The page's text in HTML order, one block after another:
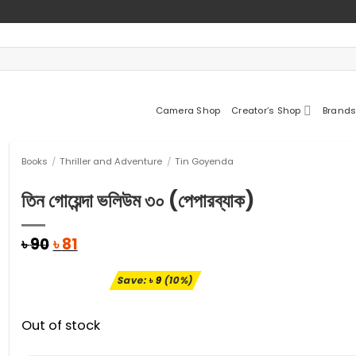
Camera Shop Creator’s Shop
Books / Thriller and Adventure / Tin Goyenda
তিন গোয়েন্দা ভলিউম ৩০ (পেপারব্যাক)
৳90Original
৳81Current
Save:৳9(10%)
Out of stock